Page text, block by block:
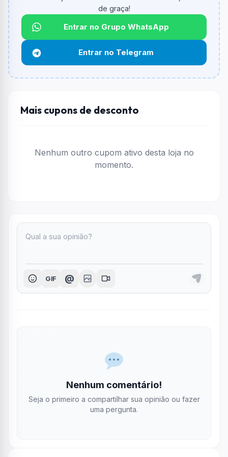
Qual é o desconto máximo?
Não informado ou sem limite.
Funciona em qualquer produto?
Não necessariamente. Depende de itens participantes
e alguns vendedores ou produtos especificos podem
não aceitar cupons.
de graça!
Entrar no Grupo WhatsApp
Entrar no Telegram
Mais cupons de desconto
Nenhum outro cupom ativo desta loja no
momento.
GIF @
Nenhum comentário!
Seja o primeiro a compartilhar sua opinião ou fazer
uma pergunta.